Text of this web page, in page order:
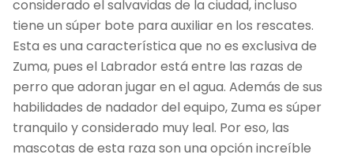
considerado el salvavidas de la ciudad, incluso
tiene un súper bote para auxiliar en los rescates.
Esta es una característica que no es exclusiva de
Zuma, pues el Labrador está entre las razas de
perro que adoran jugar en el agua. Además de sus
habilidades de nadador del equipo, Zuma es súper
tranquilo y considerado muy leal. Por eso, las
mascotas de esta raza son una opción increíble